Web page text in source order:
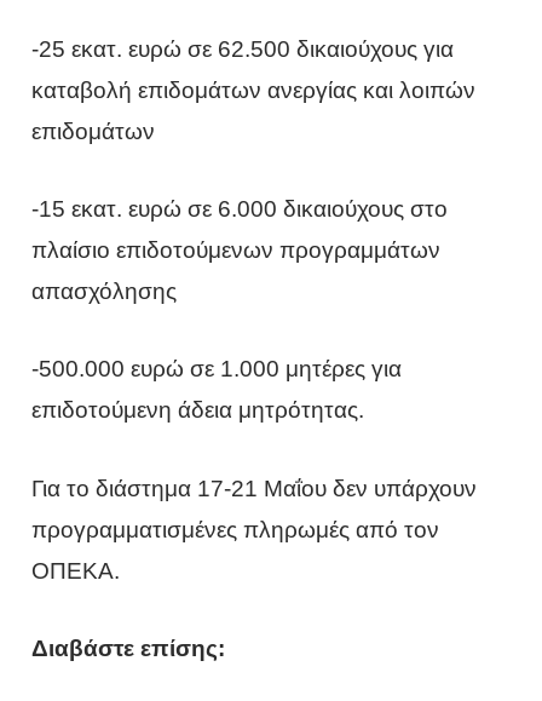
-25 εκατ. ευρώ σε 62.500 δικαιούχους για
καταβολή επιδομάτων ανεργίας και λοιπών
επιδομάτων
-15 εκατ. ευρώ σε 6.000 δικαιούχους στο
πλαίσιο επιδοτούμενων προγραμμάτων
απασχόλησης
-500.000 ευρώ σε 1.000 μητέρες για
επιδοτούμενη άδεια μητρότητας.
Για το διάστημα 17-21 Μαΐου δεν υπάρχουν
προγραμματισμένες πληρωμές από τον
ΟΠΕΚΑ.
Διαβάστε επίσης: